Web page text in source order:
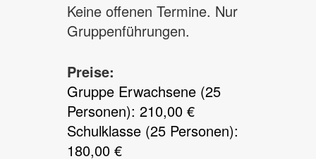
Keine offenen Termine. Nur
Gruppenführungen.
Preise:
Gruppe Erwachsene (25
Personen): 210,00 €
Schulklasse (25 Personen):
180,00 €